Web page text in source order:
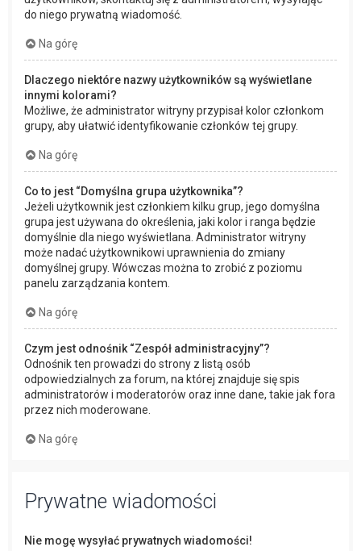
do niego prywatną wiadomość.
Na górę
Dlaczego niektóre nazwy użytkowników są wyświetlane
innymi kolorami?
Możliwe, że administrator witryny przypisał kolor członkom
grupy, aby ułatwić identyfikowanie członków tej grupy.
Na górę
Co to jest “Domyślna grupa użytkownika”?
Jeżeli użytkownik jest członkiem kilku grup, jego domyślna
grupa jest używana do określenia, jaki kolor i ranga będzie
domyślnie dla niego wyświetlana. Administrator witryny
może nadać użytkownikowi uprawnienia do zmiany
domyślnej grupy. Wówczas można to zrobić z poziomu
panelu zarządzania kontem.
Na górę
Czym jest odnośnik “Zespół administracyjny”?
Odnośnik ten prowadzi do strony z listą osób
odpowiedzialnych za forum, na której znajduje się spis
administratorów i moderatorów oraz inne dane, takie jak fora
przez nich moderowane.
Na górę
Prywatne wiadomości
Nie mogę wysyłać prywatnych wiadomości!